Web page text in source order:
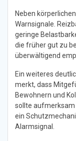
Neben
Warnsignale.
geringe
die früher gut zu
überwältigend
Ein weiteres
merkt, dass
Bewohnern und
sollte aufmerksam
ein
Alarmsignal.